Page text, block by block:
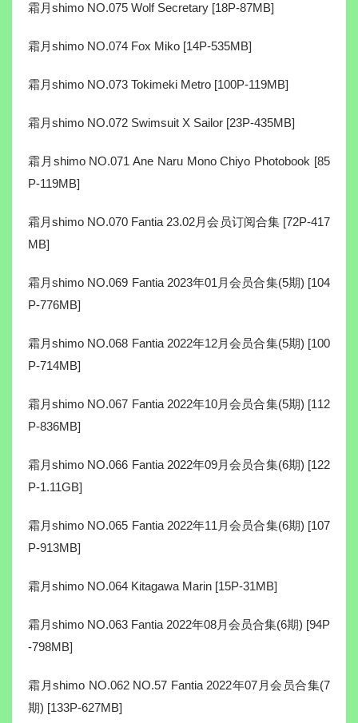
霜月shimo NO.075 Wolf Secretary [18P-87MB]
霜月shimo NO.074 Fox Miko [14P-535MB]
霜月shimo NO.073 Tokimeki Metro [100P-119MB]
霜月shimo NO.072 Swimsuit X Sailor [23P-435MB]
霜月shimo NO.071 Ane Naru Mono Chiyo Photobook [85
P-119MB]
霜月shimo NO.070 Fantia 23.02月会员订阅合集 [72P-417
MB]
霜月shimo NO.069 Fantia 2023年01月会员合集(5期) [104
P-776MB]
霜月shimo NO.068 Fantia 2022年12月会员合集(5期) [100
P-714MB]
霜月shimo NO.067 Fantia 2022年10月会员合集(5期) [112
P-836MB]
霜月shimo NO.066 Fantia 2022年09月会员合集(6期) [122
P-1.11GB]
霜月shimo NO.065 Fantia 2022年11月会员合集(6期) [107
P-913MB]
霜月shimo NO.064 Kitagawa Marin [15P-31MB]
霜月shimo NO.063 Fantia 2022年08月会员合集(6期) [94P
-798MB]
霜月shimo NO.062 NO.57 Fantia 2022年07月会员合集(7
期) [133P-627MB]